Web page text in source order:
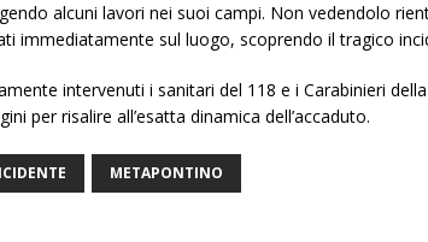
alcuni lavori nei suoi campi. Non vedendolo
immediatamente sul luogo, scoprendo il tragico
intervenuti i sanitari del 118 e i Carabinieri
per risalire all’esatta dinamica dell’accaduto.
METAPONTINO